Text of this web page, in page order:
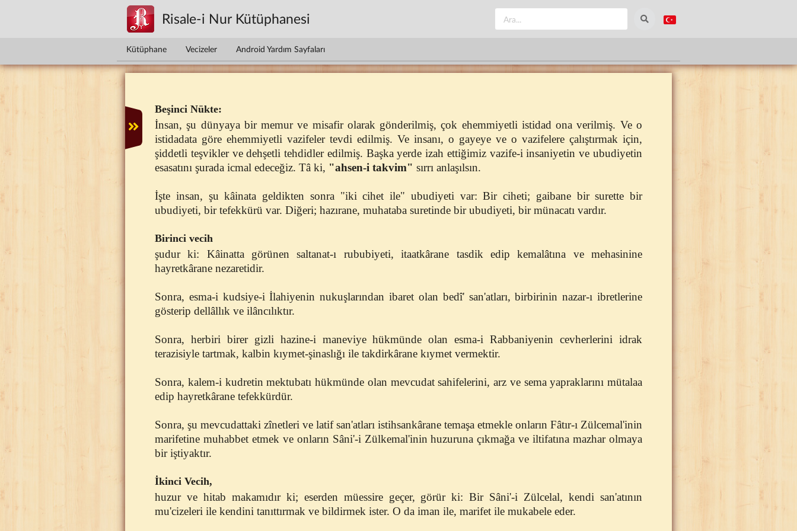
Risale-i Nur Kütüphanesi
Kütüphane Vecizeler Android Yardım Sayfaları
Beşinci Nükte:
İnsan, şu dünyaya bir memur ve misafir olarak gönderilmiş, çok ehemmiyetli istidad ona verilmiş. Ve o
istidadata göre ehemmiyetli vazifeler tevdi edilmiş. Ve insanı, o gayeye ve o vazifelere çalıştırmak için,
şiddetli teşvikler ve dehşetli tehdidler edilmiş. Başka yerde izah ettiğimiz vazife-i insaniyetin ve ubudiyetin
esasatını şurada icmal edeceğiz. Tâ ki, "ahsen-i takvim" sırrı anlaşılsın.
İşte insan, şu kâinata geldikten sonra "iki cihet ile" ubudiyeti var: Bir ciheti; gaibane bir surette bir
ubudiyeti, bir tefekkürü var. Diğeri; hazırane, muhataba suretinde bir ubudiyeti, bir münacatı vardır.
Birinci vecih
şudur ki: Kâinatta görünen saltanat-ı rububiyeti, itaatkârane tasdik edip kemalâtına ve mehasinine
hayretkârane nezaretidir.
Sonra, esma-i kudsiye-i İlahiyenin nukuşlarından ibaret olan bedî' san'atları, birbirinin nazar-ı ibretlerine
gösterip dellâllık ve ilâncılıktır.
Sonra, herbiri birer gizli hazine-i maneviye hükmünde olan esma-i Rabbaniyenin cevherlerini idrak
terazisiyle tartmak, kalbin kıymet-şinaslığı ile takdirkârane kıymet vermektir.
Sonra, kalem-i kudretin mektubatı hükmünde olan mevcudat sahifelerini, arz ve sema yapraklarını mütalaa
edip hayretkârane tefekkürdür.
Sonra, şu mevcudattaki zînetleri ve latif san'atları istihsankârane temaşa etmekle onların Fâtır-ı Zülcemal'inin
marifetine muhabbet etmek ve onların Sâni'-i Zülkemal'inin huzuruna çıkmağa ve iltifatına mazhar olmaya
bir iştiyaktır.
İkinci Vecih,
huzur ve hitab makamıdır ki; eserden müessire geçer, görür ki: Bir Sâni'-i Zülcelal, kendi san'atının
mu'cizeleri ile kendini tanıttırmak ve bildirmek ister. O da iman ile, marifet ile mukabele eder.